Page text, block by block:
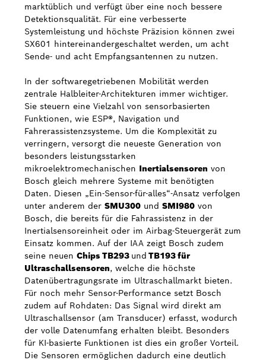
marktüblich und verfügt über eine noch bessere
Detektionsqualität. Für eine verbesserte
Systemleistung und höchste Präzision können zwei
SX601 hintereinandergeschaltet werden, um acht
Sende- und acht Empfangsantennen zu nutzen.
In der softwaregetriebenen Mobilität werden
zentrale Halbleiter-Architekturen immer wichtiger.
Sie steuern eine Vielzahl von sensorbasierten
Funktionen, wie ESP®, Navigation und
Fahrerassistenzsysteme. Um die Komplexität zu
verringern, versorgt die neueste Generation von
besonders leistungsstarken
mikroelektromechanischen Inertialsensoren von
Bosch gleich mehrere Systeme mit benötigten
Daten. Diesen „Ein-Sensor-für-alles“-Ansatz verfolgen
unter anderem der SMU300 und SMI980 von
Bosch, die bereits für die Fahrassistenz in der
Inertialsensoreinheit oder im Airbag-Steuergerät zum
Einsatz kommen. Auf der IAA zeigt Bosch zudem
seine neuen Chips TB293 und TB193 für
Ultraschallsensoren, welche die höchste
Datenübertragungsrate im Ultraschallmarkt bieten.
Für noch mehr Sensor-Performance setzt Bosch
zudem auf Rohdaten: Das Signal wird direkt am
Ultraschallsensor (am Transducer) erfasst, wodurch
der volle Datenumfang erhalten bleibt. Besonders
für KI-basierte Funktionen ist dies ein großer Vorteil.
Die Sensoren ermöglichen dadurch eine deutlich